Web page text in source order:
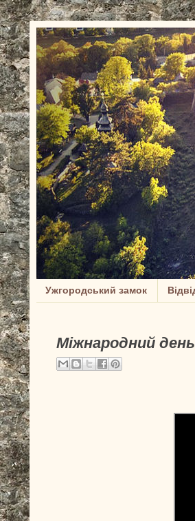
Ужгородський замок
Міжнародний день